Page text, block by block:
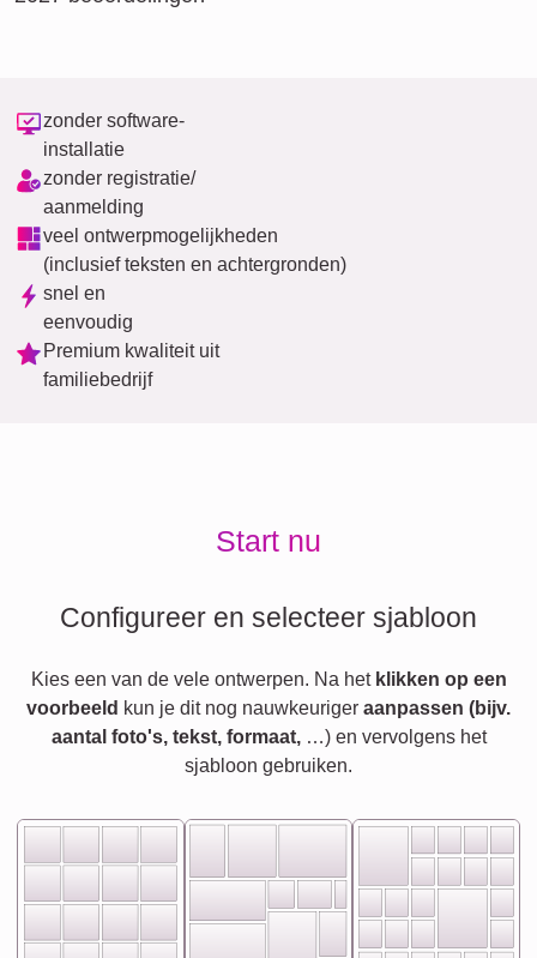
zonder software-
installatie
zonder registratie/
aanmelding
veel ontwerpmogelijkheden
(inclusief teksten en achtergronden)
snel en
eenvoudig
Premium kwaliteit uit
familiebedrijf
Start nu
Configureer en selecteer sjabloon
Kies een van de vele ontwerpen. Na het klikken op een
voorbeeld kun je dit nog nauwkeuriger aanpassen (bijv.
aantal foto's, tekst, formaat,…) en vervolgens het
sjabloon gebruiken.